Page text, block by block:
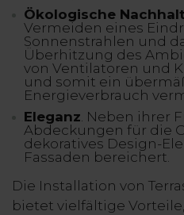
Ökologische
Vermeiden eines
Sonnenstrahlen und
Überhitzung des
von Ventilatoren und
und somit ein
Energieverbrauch
Eleganz. Neben ihrer
Abdeckungen für die
dekoratives Design-
Fassaden bereichert.
Die Installation von
bietet vielfältige